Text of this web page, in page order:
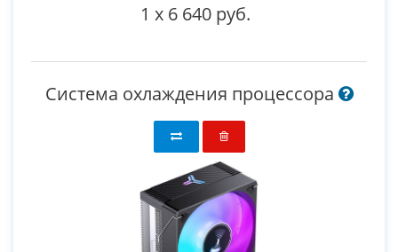
1 x 6 640 руб.
Система охлаждения процессора